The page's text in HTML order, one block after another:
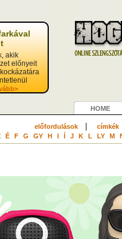
akik
előnyeit
HOME
előfordulások| címkék
É F G GY H I Í J K L LY M